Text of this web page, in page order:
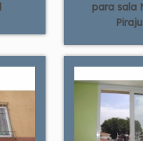
para sala
Piraju